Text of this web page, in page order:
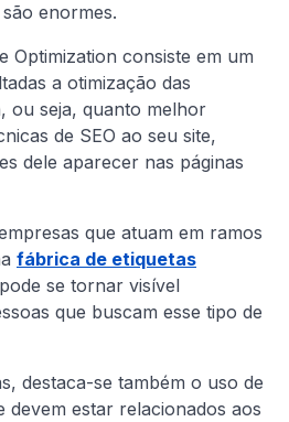
enormes.
Optimization consiste em um
a otimização das
ou seja, quanto melhor
de SEO ao seu site,
dele aparecer nas páginas
que atuam em ramos
fábrica de etiquetas
se tornar visível
que buscam esse tipo de
destaca-se também o uso de
devem estar relacionados aos